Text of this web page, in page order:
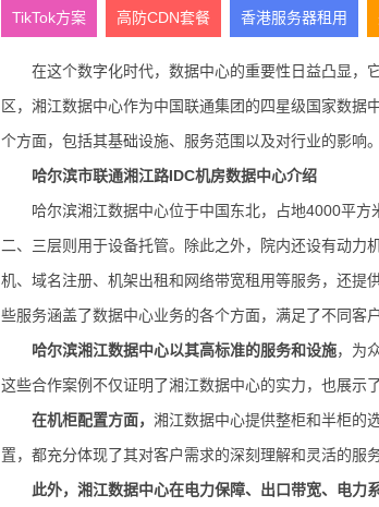
TikTok方案 高防CDN套餐 香港服务器租用
在这个数字化时代，数据中心的重要性日益凸显，
区，湘江数据中心作为中国联通集团的四星级国家数
个方面，包括其基础设施、服务范围以及对行业的影响。
哈尔滨市联通湘江路IDC机房数据中心介绍
哈尔滨湘江数据中心位于中国东北，占地4000平方
二、三层则用于设备托管。除此之外，院内还设有动
机、域名注册、机架出租和网络带宽租用等服务，还提
些服务涵盖了数据中心业务的各个方面，满足了不同客
哈尔滨湘江数据中心以其高标准的服务和设施，为
这些合作案例不仅证明了湘江数据中心的实力，也展示
在机柜配置方面， 湘江数据中心提供整柜和半柜的
置，都充分体现了其对客户需求的深刻理解和灵活的服务
此外，湘江数据中心在电力保障、出口带宽、电力